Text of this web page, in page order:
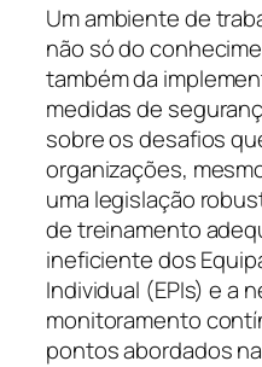
Um ambiente de
não só do
também da
medidas de
sobre os desafios
organizações,
uma legislação
de treinamento
ineficiente dos
Individual (EPIs) e a
monitoramento
pontos abordados